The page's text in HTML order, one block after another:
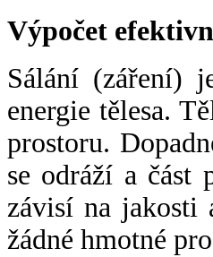
Výpočet
Sálání (záření)
energie tělesa.
prostoru.
se odráží a část
závisí na jakosti
žádné hmotné